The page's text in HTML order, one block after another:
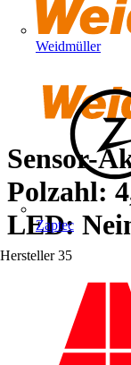
Weidmüller
Zaptec
Hersteller 35
Sensor-
Polzahl:
LED: